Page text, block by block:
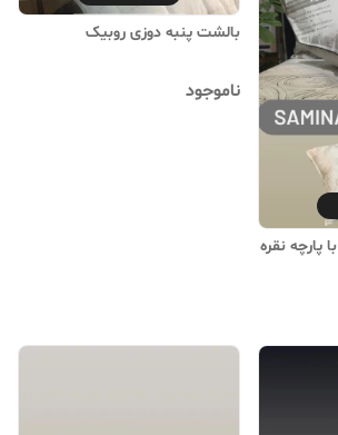
بالشت پر غاز samina با پارچه نقره
بالشت پنبه دوزی روبیک
ناموجود